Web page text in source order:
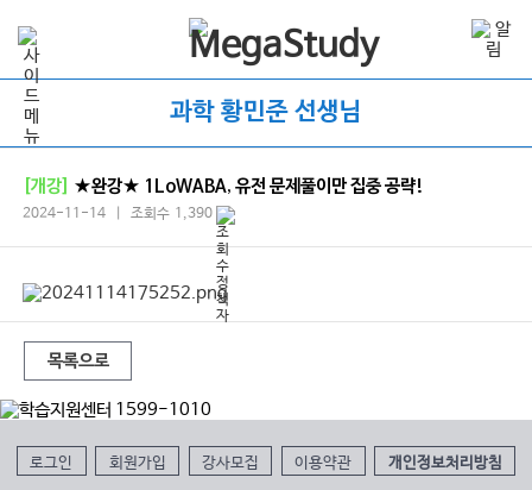
과학 황민준 선생님
[개강] ★완강★ 1LoWABA, 유전 문제풀이만 집중 공략!
2024-11-14 | 조회수 1,390
목록으로
로그인 회원가입 강사모집 이용약관 개인정보처리방침